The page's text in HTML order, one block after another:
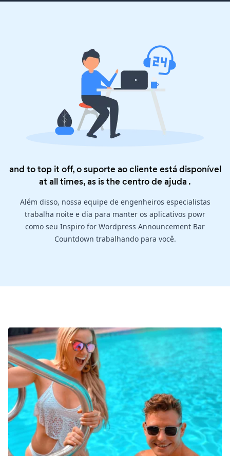
and to top it off, o suporte ao cliente está disponível
at all times, as is thecentro de ajuda .
Além disso, nossa equipe de engenheiros especialistas
trabalha noite e dia para manter os aplicativos powr
como seu Inspiro for Wordpress Announcement Bar
Countdown trabalhando para você.